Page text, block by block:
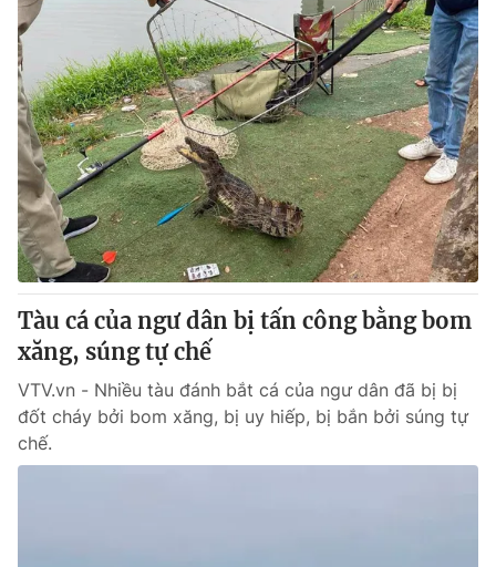
VTV Money VTV Thể thao
VTV Sức khoẻ Bất động sản
Thị trường 24h Tấm lòng Việt
VTV4 Vươn mình bằng AI
VTV9 VTV8
Liên hệ tòa soạn
Tàu cá của ngư dân bị tấn công bằng bom
xăng, súng tự chế
VTV.vn - Nhiều tàu đánh bắt cá của ngư dân đã bị bị
đốt cháy bởi bom xăng, bị uy hiếp, bị bắn bởi súng tự
chế.